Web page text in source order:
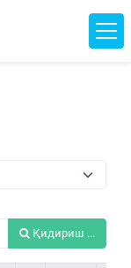
Қидириш ...